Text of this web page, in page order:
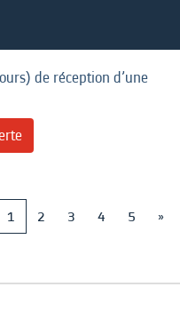
de réception d’une
1 2 3 4 5 »